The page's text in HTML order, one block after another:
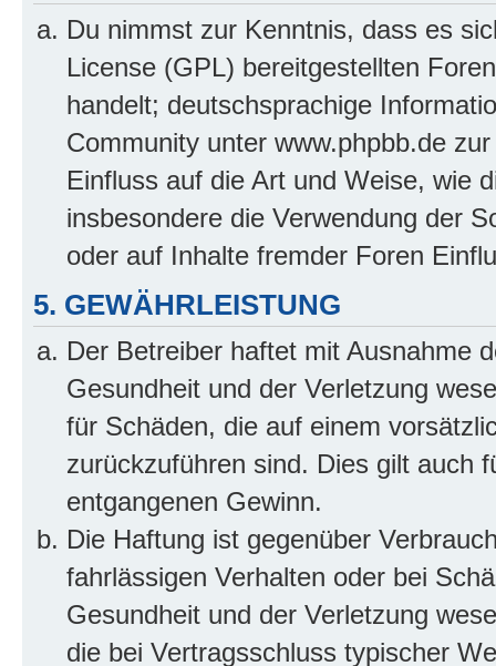
Du nimmst zur Kenntnis, dass es
License (GPL) bereitgestellten
handelt; deutschsprachige
Community unter www.phpbb.de
Einfluss auf die Art und Weise, wie
insbesondere die Verwendung der
oder auf Inhalte fremder Foren
5. GEWÄHRLEISTUNG
Der Betreiber haftet mit Ausnahme
Gesundheit und der Verletzung
für Schäden, die auf einem
zurückzuführen sind. Dies gilt auch
entgangenen Gewinn.
Die Haftung ist gegenüber
fahrlässigen Verhalten oder bei
Gesundheit und der Verletzung
die bei Vertragsschluss typischer